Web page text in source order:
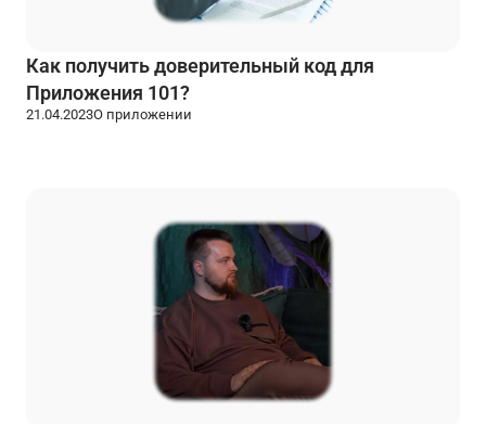
Как получить доверительный код для
Приложения 101?
21.04.2023О приложении